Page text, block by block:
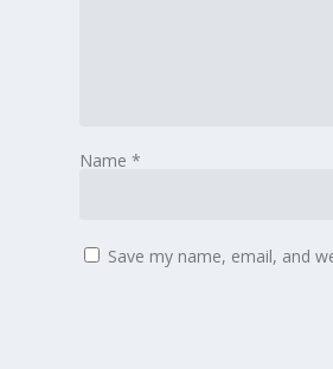
Name*
Save my name, email, and